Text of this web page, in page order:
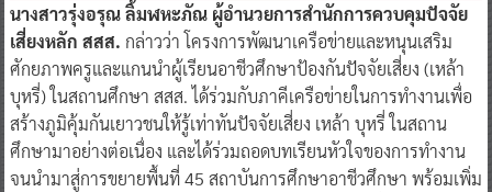
นางสาวรุ่งอรุณ ลิ้มฬหะภัณ ผู้อำนวยการสำนักการควบคุมปัจจัย
เสี่ยงหลัก สสส. กล่าวว่า โครงการพัฒนาเครือข่ายและหนุนเสริม
ศักยภาพครูและแกนนำผู้เรียนอาชีวศึกษาป้องกันปัจจัยเสี่ยง (เหล้า
บุหรี่) ในสถานศึกษา สสส. ได้ร่วมกับภาคีเครือข่ายในการทำงานเพื่อ
สร้างภูมิคุ้มกันเยาวชนให้รู้เท่าทันปัจจัยเสี่ยง เหล้า บุหรี่ ในสถาน
ศึกษามาอย่างต่อเนื่อง และได้ร่วมถอดบทเรียนหัวใจของการทำงาน
จนนำมาสู่การขยายพื้นที่ 45 สถาบันการศึกษาอาชีวศึกษา พร้อมเพิ่ม